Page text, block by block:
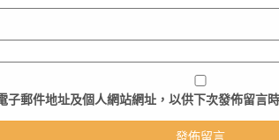
子郵件地址及個人網站網址，以供下次發佈留言